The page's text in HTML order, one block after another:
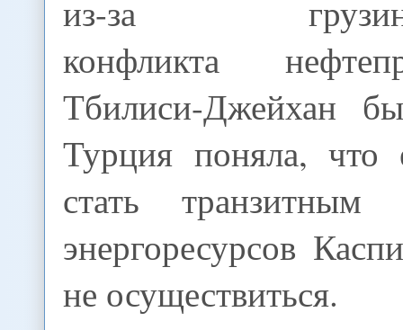
из-за грузино-
конфликта
Тбилиси-Джейхан
Турция поняла, что
стать
энергоресурсов
не осуществиться.